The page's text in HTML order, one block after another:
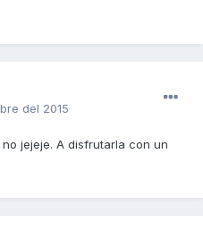
del 2015
jejeje. A disfrutarla con un